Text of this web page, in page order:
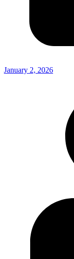
January 2, 2026